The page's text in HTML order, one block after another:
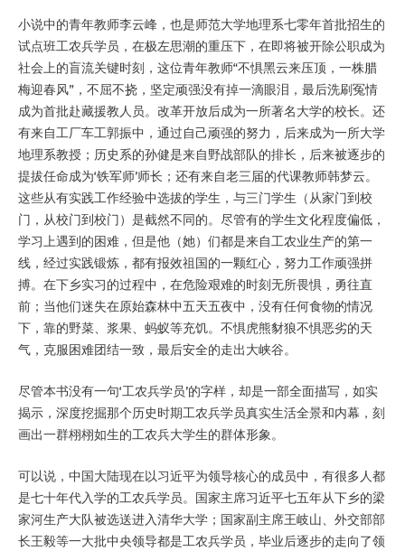
小说中的青年教师李云峰，也是师范大学地理系七零年首批招生的
试点班工农兵学员，在极左思潮的重压下，在即将被开除公职成为
社会上的盲流关键时刻，这位青年教师“不惧黑云来压顶，一株腊
梅迎春风”，不屈不挠，坚定顽强没有掉一滴眼泪，最后洗刷冤情
成为首批赴藏援教人员。改革开放后成为一所著名大学的校长。还
有来自工厂车工郭振中，通过自己顽强的努力，后来成为一所大学
地理系教授；历史系的孙健是来自野战部队的排长，后来被逐步的
提拔任命成为‘铁军师’师长；还有来自老三届的代课教师韩梦云。
这些从有实践工作经验中选拔的学生，与三门学生（从家门到校
门，从校门到校门）是截然不同的。尽管有的学生文化程度偏低，
学习上遇到的困难，但是他（她）们都是来自工农业生产的第一
线，经过实践锻炼，都有报效祖国的一颗红心，努力工作顽强拼
搏。在下乡实习的过程中，在危险艰难的时刻无所畏惧，勇往直
前；当他们迷失在原始森林中五天五夜中，没有任何食物的情况
下，靠的野菜、浆果、蚂蚁等充饥。不惧虎熊豺狼不惧恶劣的天
气，克服困难团结一致，最后安全的走出大峡谷。
尽管本书没有一句‘工农兵学员’的字样，却是一部全面描写，如实
揭示，深度挖掘那个历史时期工农兵学员真实生活全景和内幕，刻
画出一群栩栩如生的工农兵大学生的群体形象。
可以说，中国大陆现在以习近平为领导核心的成员中，有很多人都
是七十年代入学的工农兵学员。国家主席习近平七五年从下乡的梁
家河生产大队被选送进入清华大学；国家副主席王岐山、外交部部
长王毅等一大批中央领导都是工农兵学员，毕业后逐步的走向了领